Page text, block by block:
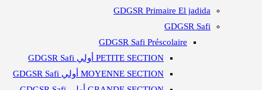
GDGSR Primaire El jadida
GDGSR Safi
GDGSR Safi Préscolaire
PETITE SECTION أولي GDGSR Safi
MOYENNE SECTION أولي GDGSR Safi